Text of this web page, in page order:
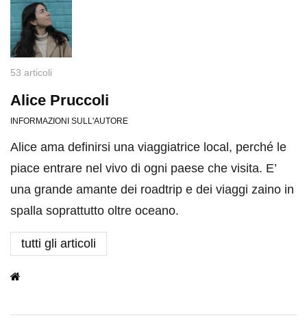
53 articoli
Alice Pruccoli
INFORMAZIONI SULL'AUTORE
Alice ama definirsi una viaggiatrice local, perché le
piace entrare nel vivo di ogni paese che visita. E’
una grande amante dei roadtrip e dei viaggi zaino in
spalla soprattutto oltre oceano.
tutti gli articoli